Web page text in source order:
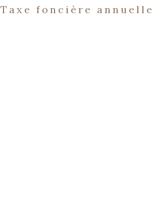
Taxe foncière annuelle